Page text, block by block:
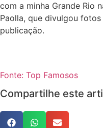
com a minha Grande Rio
Paolla, que divulgou
publicação.
Fonte: Top Famosos
Compartilhe este